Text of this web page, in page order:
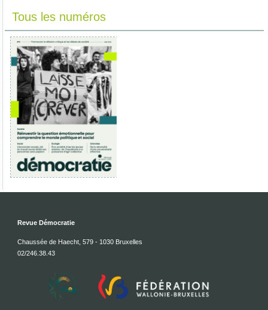
Tous les numéros
Revue Démocratie
Chaussée de Haecht, 579 - 1030 Bruxelles
02/246.38.43